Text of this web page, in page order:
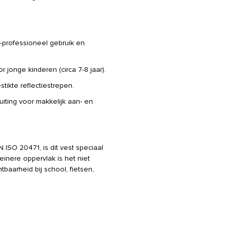
gebruik en
jonge kinderen (circa 7-8 jaar).
reflectiestrepen.
voor makkelijk aan- en
ISO 20471, is dit vest speciaal
oppervlak is het niet
bij school, fietsen,